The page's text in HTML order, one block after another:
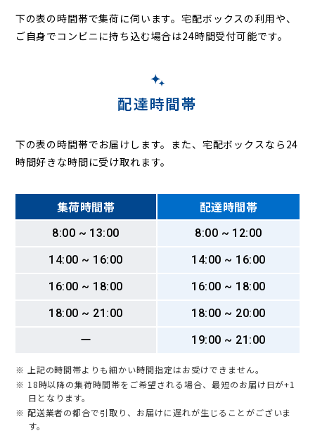
下の表の時間帯で集荷に伺います。宅配ボックスの利用や、
ご自身でコンビニに持ち込む場合は24時間受付可能です。
配達時間帯
下の表の時間帯でお届けします。また、宅配ボックスなら24
時間好きな時間に受け取れます。
集荷時間帯 配達時間帯
8:00 ~ 13:00
8:00 ~ 12:00
14:00 ~ 16:00
14:00 ~ 16:00
16:00 ~ 18:00
16:00 ~ 18:00
18:00 ~ 21:00
18:00 ~ 20:00
ー
19:00 ~ 21:00
※ 上記の時間帯よりも細かい時間指定はお受けできません。
※ 18時以降の集荷時間帯をご希望される場合、最短のお届け日が+1
日となります。
※ 配送業者の都合で引取り、お届けに遅れが生じることがございま
す。